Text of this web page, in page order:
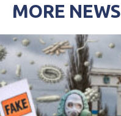
MORE NEWS